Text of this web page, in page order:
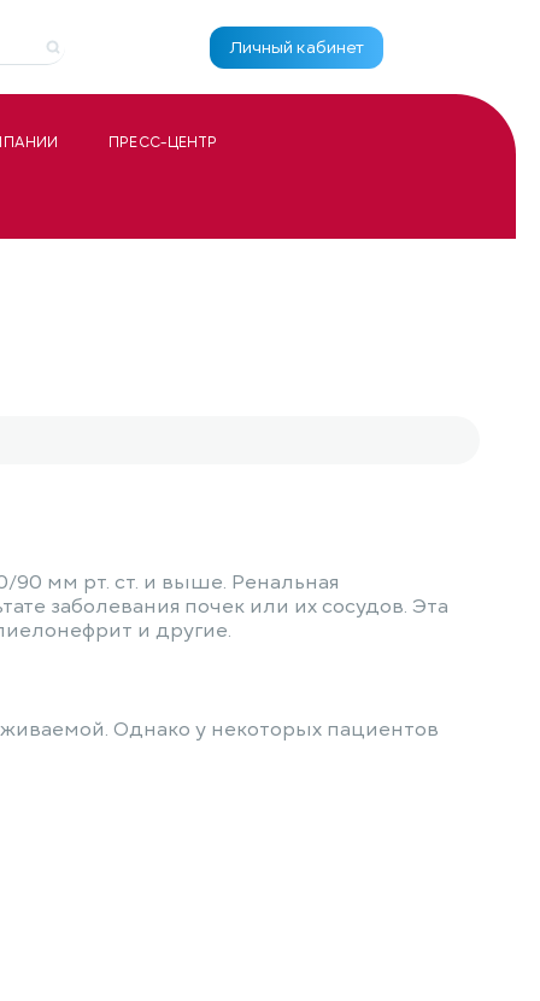
Личный кабинет
ПРЕСС-ЦЕНТР
90 мм рт. ст. и выше. Ренальная
заболевания почек или их сосудов. Эта
и другие.
Однако у некоторых пациентов